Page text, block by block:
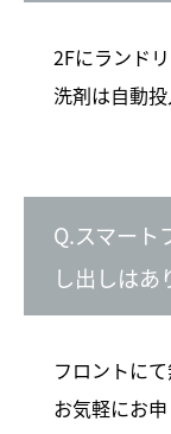
2Fにランド
洗剤は自動投
Q.スマート
し出しはあ
フロントに
お気軽にお申